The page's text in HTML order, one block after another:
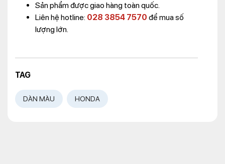
Sản phẩm được giao hàng toàn quốc.
Liên hệ hotline: 028 3854 7570 để mua số
lượng lớn.
TAG
DÀN MÀU HONDA